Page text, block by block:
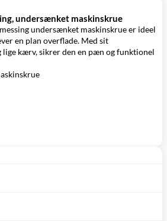
undersænket maskinskrue
undersænket maskinskrue er ideel
en plan overflade. Med sit
lige kærv, sikrer den en pæn og funktionel